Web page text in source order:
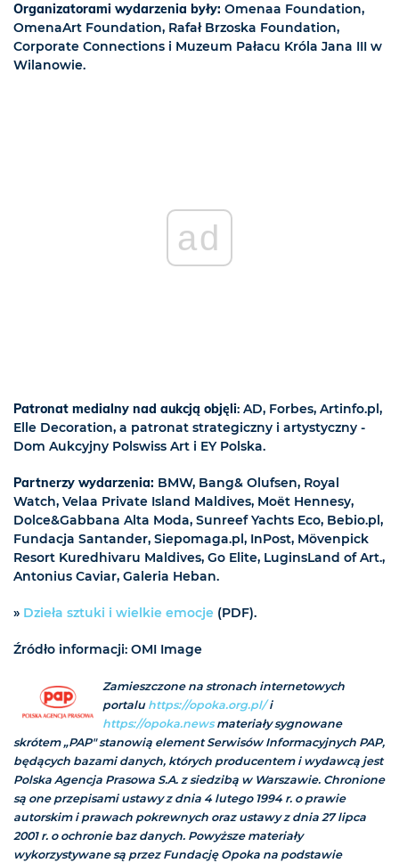
Organizatorami wydarzenia były: Omenaa Foundation,
OmenaArt Foundation, Rafał Brzoska Foundation,
Corporate Connections i Muzeum Pałacu Króla Jana III w
Wilanowie.
ad
Patronat medialny nad aukcją objęli: AD, Forbes, Artinfo.pl,
Elle Decoration, a patronat strategiczny i artystyczny -
Dom Aukcyjny Polswiss Art i EY Polska.
Partnerzy wydarzenia: BMW, Bang& Olufsen, Royal
Watch, Velaa Private Island Maldives, Moët Hennesy,
Dolce&Gabbana Alta Moda, Sunreef Yachts Eco, Bebio.pl,
Fundacja Santander, Siepomaga.pl, InPost, Mövenpick
Resort Kuredhivaru Maldives, Go Elite, LuginsLand of Art.,
Antonius Caviar, Galeria Heban.
» Dzieła sztuki i wielkie emocje (PDF).
Źródło informacji: OMI Image
Zamieszczone na stronach internetowych
portalu https://opoka.org.pl/i
https://opoka.newsmateriały sygnowane
skrótem „PAP" stanowią element Serwisów Informacyjnych PAP,
będących bazami danych, których producentem i wydawcą jest
Polska Agencja Prasowa S.A. z siedzibą w Warszawie. Chronione
są one przepisami ustawy z dnia 4 lutego 1994 r. o prawie
autorskim i prawach pokrewnych oraz ustawy z dnia 27 lipca
2001 r. o ochronie baz danych. Powyższe materiały
wykorzystywane są przez Fundację Opoka na podstawie